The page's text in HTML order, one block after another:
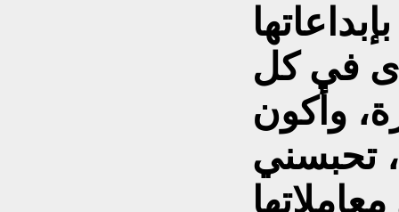
في كل
وأكون
تحبسني